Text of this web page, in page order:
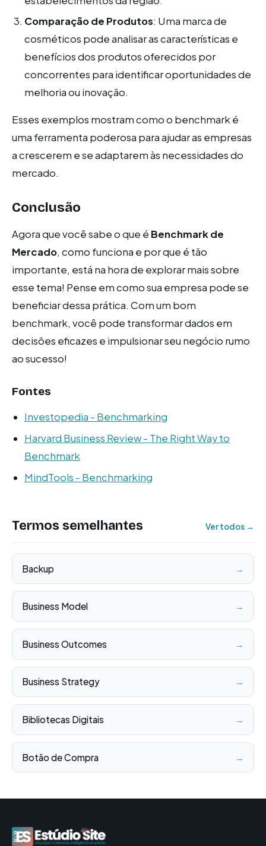
Comparação de Produtos: Uma marca de
cosméticos pode analisar as características e
benefícios dos produtos oferecidos por
concorrentes para identificar oportunidades de
melhoria ou inovação.
Esses exemplos mostram como o benchmark é
uma ferramenta poderosa para ajudar as empresas
a crescerem e se adaptarem às necessidades do
mercado.
Conclusão
Agora que você sabe o que é Benchmark de
Mercado, como funciona e por que é tão
importante, está na hora de explorar mais sobre
esse tema! Pense em como sua empresa pode se
beneficiar dessa prática. Com um bom
benchmark, você pode transformar dados em
decisões eficazes e impulsionar seu negócio rumo
ao sucesso!
Fontes
Investopedia - Benchmarking
Harvard Business Review - The Right Way to
Benchmark
MindTools - Benchmarking
Termos semelhantes Ver todos →
Backup →
Business Model →
Business Outcomes →
Business Strategy →
Bibliotecas Digitais →
Botão de Compra →